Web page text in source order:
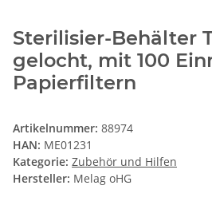
Sterilisier-Behälter
gelocht, mit 100
Papierfiltern
Artikelnummer: 88974
HAN: ME01231
Kategorie: Zubehör und Hilfen
Hersteller: Melag oHG